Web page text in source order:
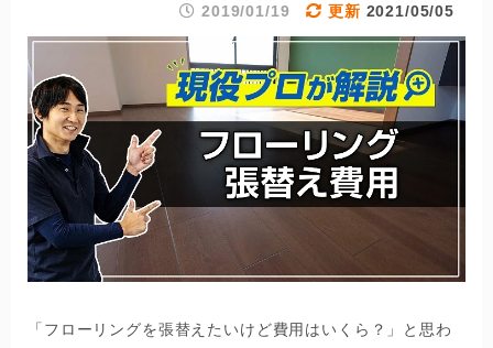
2019/01/19 2021/05/05
「フローリングを張替えたいけど費用はいくら？」と思わ